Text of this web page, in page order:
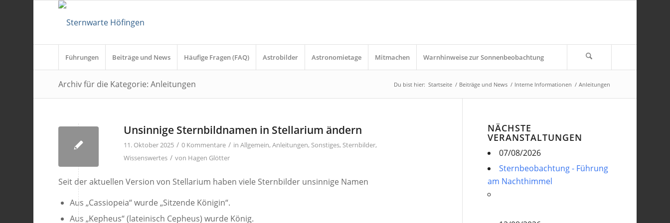
Führungen Beiträge und News Häufige Fragen (FAQ) Astrobilder Astronomietage Mitmachen Warnhinweise zur Sonnenbeobachtung
Archiv für die Kategorie: Anleitungen Du bist hier: Startseite / Beiträge und News / Interne Informationen / Anleitungen
Unsinnige Sternbildnamen in Stellarium ändern
11. Oktober 2025 / 0 Kommentare / inAllgemein,Anleitungen, Sonstiges, Sternbilder,
Wissenswertes / von Hagen Glötter
Seit der aktuellen Version von Stellarium haben viele Sternbilder unsinnige Namen
Aus „Cassiopeia“ wurde „Sitzende Königin“.
Aus „Kepheus“ (lateinisch Cepheus) wurde König.
NÄCHSTE
VERANSTALTUNGEN
07/08/2026
Sternbeobachtung - Führung
am Nachthimmel